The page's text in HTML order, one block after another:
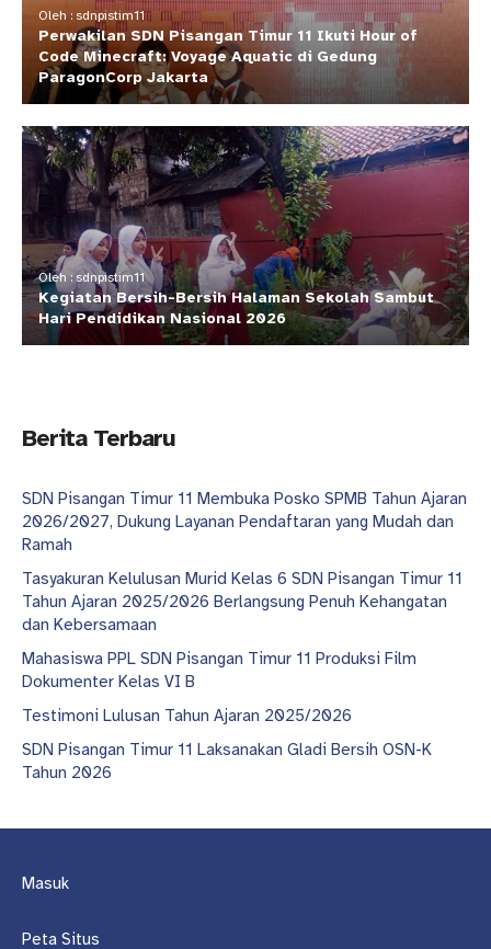
Oleh : sdnpistim11
Perwakilan SDN Pisangan Timur 11 Ikuti Hour of
Code Minecraft: Voyage Aquatic di Gedung
ParagonCorp Jakarta
Oleh : sdnpistim11
Kegiatan Bersih-Bersih Halaman Sekolah Sambut
Hari Pendidikan Nasional 2026
Berita Terbaru
SDN Pisangan Timur 11 Membuka Posko SPMB Tahun Ajaran
2026/2027, Dukung Layanan Pendaftaran yang Mudah dan
Ramah
Tasyakuran Kelulusan Murid Kelas 6 SDN Pisangan Timur 11
Tahun Ajaran 2025/2026 Berlangsung Penuh Kehangatan
dan Kebersamaan
Mahasiswa PPL SDN Pisangan Timur 11 Produksi Film
Dokumenter Kelas VI B
Testimoni Lulusan Tahun Ajaran 2025/2026
SDN Pisangan Timur 11 Laksanakan Gladi Bersih OSN-K
Tahun 2026
Masuk
Peta Situs